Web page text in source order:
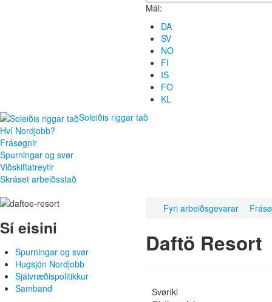
Mál:
DA
SV
NO
FI
IS
FO
KL
Soleiðis riggar tað
Hví Nordjobb?
Frásøgnir
Spurningar og svør
Viðskiftatreytir
Skráset arbeiðsstað
Sí eisini
Spurningar og svør
Hugsjón Nordjobb
Sjálvræðispolitikkur
Samband
Fyri arbeiðsgevarar
Daftö Resort
Svøríki